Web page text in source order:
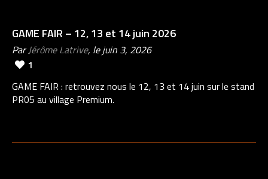
GAME FAIR – 12, 13 et 14 juin 2026
ParJérôme Latrive, le juin 3, 2026
1
GAME FAIR : retrouvez nous le 12, 13 et 14 juin sur le stand
PR05 au village Premium.